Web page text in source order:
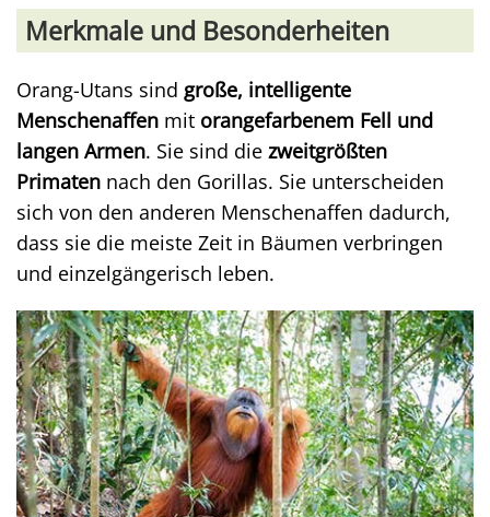
Merkmale und Besonderheiten
Orang-Utans sind große, intelligente
Menschenaffen mit orangefarbenem Fell und
langen Armen. Sie sind die zweitgrößten
Primaten nach den Gorillas. Sie unterscheiden
sich von den anderen Menschenaffen dadurch,
dass sie die meiste Zeit in Bäumen verbringen
und einzelgängerisch leben.